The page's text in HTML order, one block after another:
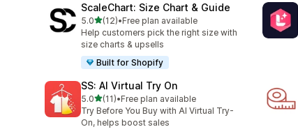
ScaleChart: Size Chart & Guide
5.05つ星中
(12)
合計レビュー数：12件
•Free plan available
Help customers pick the right size with
size charts & upsells
Built for Shopify
SS: AI Virtual Try On
5.05つ星中
(11)
合計レビュー数：11件
•Free plan available
Try Before You Buy with AI Virtual Try-
On, helps boost sales